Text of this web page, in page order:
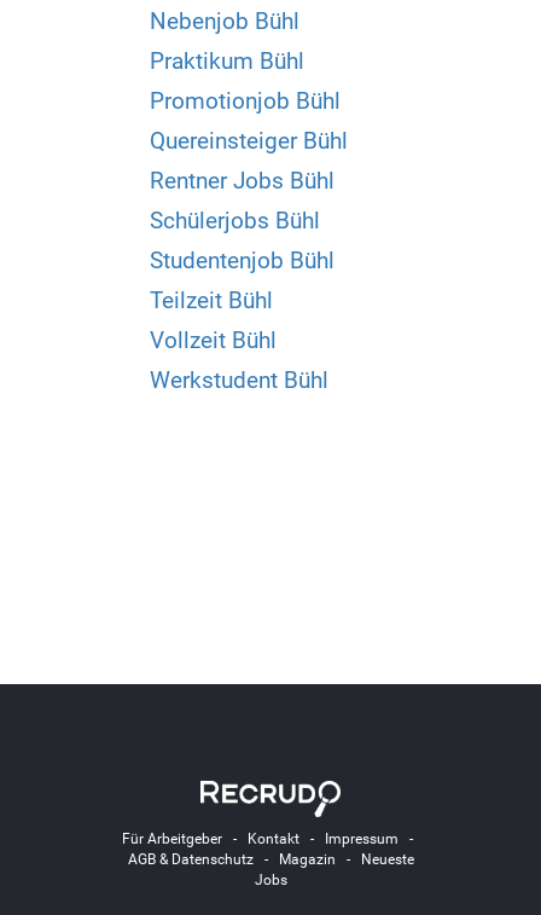
Nebenjob Bühl
Praktikum Bühl
Promotionjob Bühl
Quereinsteiger Bühl
Rentner Jobs Bühl
Schülerjobs Bühl
Studentenjob Bühl
Teilzeit Bühl
Vollzeit Bühl
Werkstudent Bühl
Für Arbeitgeber- Kontakt- Impressum -
AGB & Datenschutz- Magazin -
Neueste
Jobs